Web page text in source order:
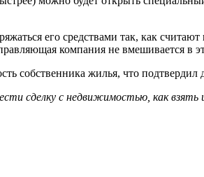
его средствами так, как
компания не вмешивается в
собственника жилья, что
сделку с недвижимостью, как